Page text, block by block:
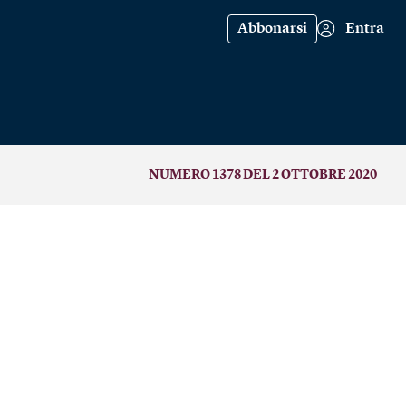
Abbonarsi Entra
NUMERO 1378 DEL 2 OTTOBRE 2020